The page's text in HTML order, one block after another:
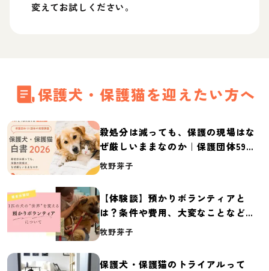
変えてお試しください。
保護犬・保護猫を迎えたい方へ
殺処分は減っても、保護の現場はな
ぜ厳しいままなのか｜保護団体59団
体の実態調査【保護犬・保護猫白書
牧野芽子
【体験談】預かりボランティアと
は？条件や費用、大変なことなど紹
介
牧野芽子
保護犬・保護猫のトライアルって